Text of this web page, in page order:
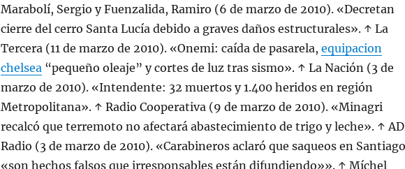
Marabolí, Sergio y Fuenzalida, Ramiro (6 de marzo de 2010). «Decretan
cierre del cerro Santa Lucía debido a graves daños estructurales». ↑ La
Tercera (11 de marzo de 2010). «Onemi: caída de pasarela, equipacion
chelsea“pequeño oleaje” y cortes de luz tras sismo». ↑ La Nación (3 de
marzo de 2010). «Intendente: 32 muertos y 1.400 heridos en región
Metropolitana». ↑ Radio Cooperativa (9 de marzo de 2010). «Minagri
recalcó que terremoto no afectará abastecimiento de trigo y leche». ↑
Radio (3 de marzo de 2010). «Carabineros aclaró que saqueos en Santiago
«son hechos falsos que irresponsables están difundiendo»». ↑ Míchel